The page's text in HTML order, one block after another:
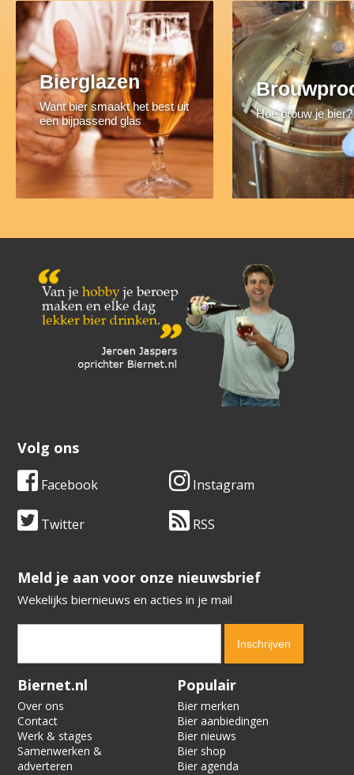
Bierglazen
Want bier smaakt het best uit
een bijpassend glas
Hoe brouw je bier?
Volg ons
Facebook Instagram
Twitter RSS
​​​​​​​Meld je aan voor onze nieuwsbrief
Wekelijks biernieuws en acties in je mail
Verification code:
Biernet.nl
Over ons
Contact
Werk & stages
Samenwerken &
adverteren
Populair
Bier merken
Bier aanbiedingen
Bier nieuws
Bier shop
Bier agenda